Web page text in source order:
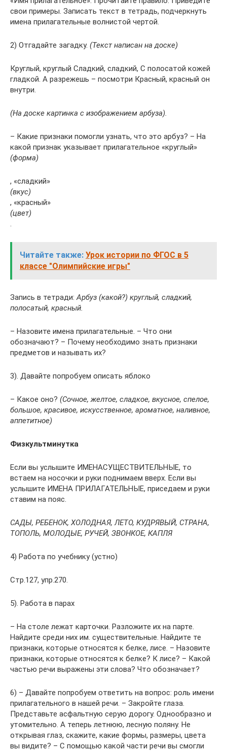
свои примеры. Записать текст в тетрадь, подчеркнуть
имена прилагательные волнистой чертой.
2) Отгадайте загадку. (Текст написан на доске)
Круглый, круглый Сладкий, сладкий, С полосатой кожей
гладкой. А разрежешь – посмотри Красный, красный он
внутри.
(На доске картинка с изображением арбуза).
– Какие признаки помогли узнать, что это арбуз? – На
какой признак указывает прилагательное «круглый»
(форма)
, «сладкий»
(вкус)
, «красный»
(цвет)
.
Читайте также: Урок истории по ФГОС в 5
классе "Олимпийские игры"
Запись в тетради:Арбуз (какой?) круглый, сладкий,
полосатый, красный.
– Назовите имена прилагательные. – Что они
обозначают? – Почему необходимо знать признаки
предметов и называть их?
3). Давайте попробуем описать яблоко
– Какое оно? (Сочное, желтое, сладкое, вкусное, спелое,
большое, красивое, искусственное, ароматное, наливное,
аппетитное)
Физкультминутка
Если вы услышите ИМЕНАСУЩЕСТВИТЕЛЬНЫЕ, то
встаем на носочки и руки поднимаем вверх. Если вы
услышите ИМЕНА ПРИЛАГАТЕЛЬНЫЕ, приседаем и руки
ставим на пояс.
САДЫ, РЕБЕНОК, ХОЛОДНАЯ, ЛЕТО, КУДРЯВЫЙ, СТРАНА,
ТОПОЛЬ, МОЛОДЫЕ, РУЧЕЙ, ЗВОНКОЕ, КАПЛЯ
4) Работа по учебнику (устно)
Стр.127, упр.270.
5). Работа в парах
– На столе лежат карточки. Разложите их на парте.
Найдите среди них им. существительные. Найдите те
признаки, которые относятся к белке, лисе. – Назовите
признаки, которые относятся к белке? К лисе? – Какой
частью речи выражены эти слова? Что обозначает?
6) – Давайте попробуем ответить на вопрос: роль имени
прилагательного в нашей речи. – Закройте глаза.
Представьте асфальтную серую дорогу. Однообразно и
утомительно. А теперь летнюю, лесную поляну. Не
открывая глаз, скажите, какие формы, размеры, цвета
вы видите? – С помощью какой части речи вы смогли